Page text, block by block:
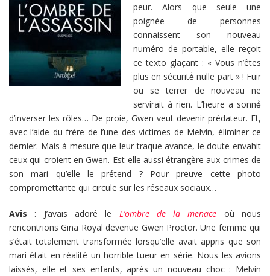
peur. Alors que seule une
poignée de personnes
connaissent son nouveau
numéro de portable, elle reçoit
ce texto glaçant : « Vous n’êtes
plus en sécurité́ nulle part » ! Fuir
ou se terrer de nouveau ne
servirait à rien. L’heure a sonné́
d’inverser les rôles… De proie, Gwen veut devenir prédateur. Et,
avec l’aide du frère de l’une des victimes de Melvin, éliminer ce
dernier. Mais à mesure que leur traque avance, le doute envahit
ceux qui croient en Gwen. Est-elle aussi étrangère aux crimes de
son mari qu’elle le prétend ? Pour preuve cette photo
compromettante qui circule sur les réseaux sociaux…
Avis : J’avais adoré le L’ombre de la menace où nous
rencontrions Gina Royal devenue Gwen Proctor. Une femme qui
s’était totalement transformée lorsqu’elle avait appris que son
mari était en réalité un horrible tueur en série. Nous les avions
laissés, elle et ses enfants, après un nouveau choc : Melvin